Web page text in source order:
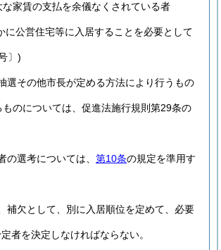
家賃の支払を余儀なくされている者
公営住宅等に入居することを必要として
〕)
選その他市長が定める方法により行うもの
のについては、促進法施行規則第29条の
選考については、 第10条の規定を準用す
補欠として、別に入居順位を定めて、必要
者を決定しなければならない。